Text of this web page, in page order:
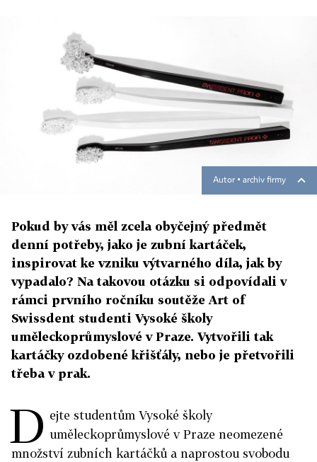
Autor ▪ archiv firmy
Pokud by vás měl zcela obyčejný předmět
denní potřeby, jako je zubní kartáček,
inspirovat ke vzniku výtvarného díla, jak by
vypadalo? Na takovou otázku si odpovídali v
rámci prvního ročníku soutěže Art of
Swissdent studenti Vysoké školy
uměleckoprůmyslové v Praze. Vytvořili tak
kartáčky ozdobené křišťály, nebo je přetvořili
třeba v prak.
D ejte studentům Vysoké školy
uměleckoprůmyslové v Praze neomezené
množství zubních kartáčků a naprostou svobodu